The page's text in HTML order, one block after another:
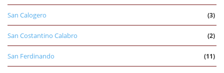
San Calogero (3)
San Costantino Calabro (2)
San Ferdinando (11)